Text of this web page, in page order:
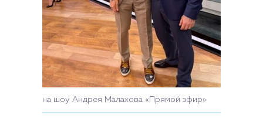
на шоу Андрея Малахова «Прямой эфир»